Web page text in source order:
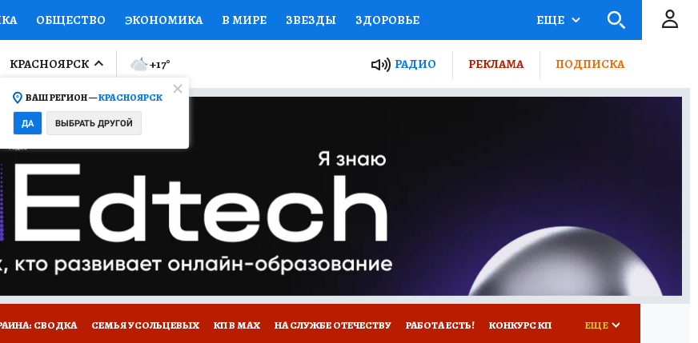
ОБЩЕСТВО ЭКОНОМИКА В МИРЕ ЗВЕЗДЫ ЗДОРОВЬЕ
ПРОИСШЕСТВИЯ НАЦИОНАЛЬНЫЕ ПРОЕКТЫ РОССИИ
ОТКРЫВАЕМ МИР Я ЗНАЮ СЕМЬЯ ЖЕНСКИЕ СЕКРЕТЫ ПУТЕВОДИТЕЛЬ
СЕРИАЛЫ
КОЛЛЕКЦИИ КОНКУРСЫ ГИД ПОТРЕБИТЕЛЯ
ЕЩЕ
КРАСНОЯРСК
ВАШ РЕГИОН —КРАСНОЯРСК
ДА ВЫБРАТЬ ДРУГОЙ
+17° РАДИО РЕКЛАМА ПОДПИСКА
СВОДКА СЕМЬЯ УСОЛЬЦЕВЫХ КП В МАХ НА СЛУЖБЕ ОТЕЧЕСТВУ РАБОТА ЕСТЬ! КОНКУРС КП ЕЩЕ